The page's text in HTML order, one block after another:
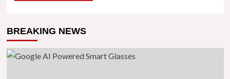
BREAKING NEWS